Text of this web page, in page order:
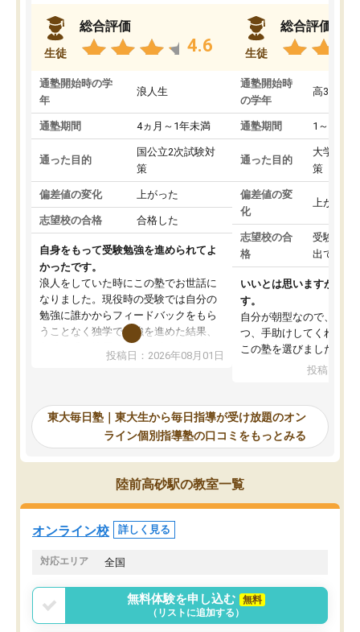
生徒
総合評価
4.6
通塾開始時の学
年
浪人生
通塾期間 4ヵ月～1年未満
通った目的
国公立2次試験対
策
偏差値の変化 上がった
志望校の合格 合格した
自身をもって受験勉強を進められてよ
かったです。
浪人をしていた時にこの塾でお世話に
なりました。現役時の受験では自分の
勉強に誰かからフィードバックをもら
うことなく独学で勉強を進めた結果、
入試本番に地歴の学習が間に合わず不
合格となってしまいました。その経験
東大毎日塾にたどり着きました。学習
の長期計画や日々の勉強のやり方につ
いて客観的なアドバイスをいただけた
ので、自信をもって受験勉強を進める
ことができました。自分のように勉強
のやり方や進捗管理で苦労している方
には特におすすめしたい塾です。
投稿日：2026年08月01日
生徒
総合評価
通塾開始時
の学年
高3
通塾期間 1～3ヵ月
通った目的
大学入学
策
偏差値の変
化
上がった
志望校の合
格
受験して
出ていな
いいとは思いますが、料
す。
自分が朝型なので、自習
つ、手助けしてくれる設
この塾を選びました。
投稿日：
東大毎日塾｜東大生から毎日指導が受け放題のオン
ライン個別指導塾の口コミをもっとみる
陸前高砂駅の教室一覧
オンライン校 詳しく見る
対応エリア 全国
無料体験を申し込む
無料
（リストに追加する）